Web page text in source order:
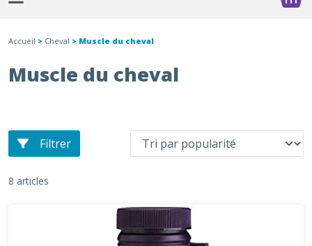
Accueil > Cheval > Muscle du cheval
Muscle du cheval
Filtrer
8 articles